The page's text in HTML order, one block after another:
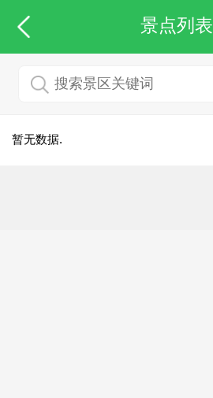
景点列表
暂无数据.